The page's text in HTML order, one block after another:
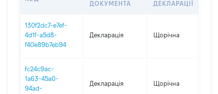
ДОКУМЕНТА
ДЕКЛАРАЦІЇ
130f2dc7-e7ef-
4d1f-a5d8-
f40e89b7eb94
Декларація Щорічна
fc24c9ac-
1a63-45a0-
94ad-
Декларація Щорічна